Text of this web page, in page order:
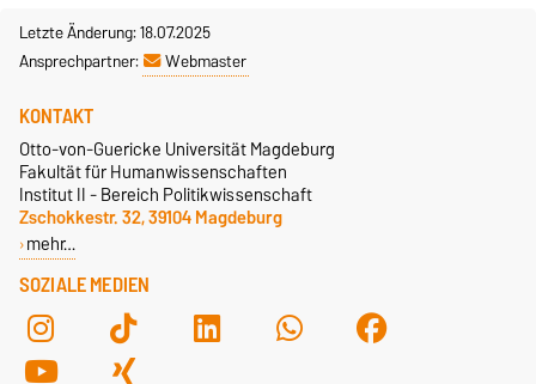
Letzte Änderung: 18.07.2025
Ansprechpartner:
Webmaster
SOZIALE MEDIEN
KONTAKT
Otto-von-Guericke Universität Magdeburg
Fakultät für Humanwissenschaften
Institut II - Bereich Politikwissenschaft
Zschokkestr. 32, 39104 Magdeburg
mehr…